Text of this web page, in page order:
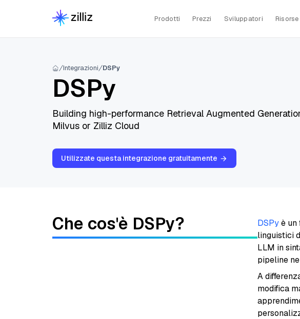
Prodotti Prezzi Sviluppatori Risorse
Integrazioni DSPy
DSPy
Building high-performance Retrieval Augmented
Milvus or Zilliz Cloud
Utilizzate questa integrazione gratuitamente
Che cos'è DSPy? DSPyè
linguistici
LLM in
pipeline
A
modifica